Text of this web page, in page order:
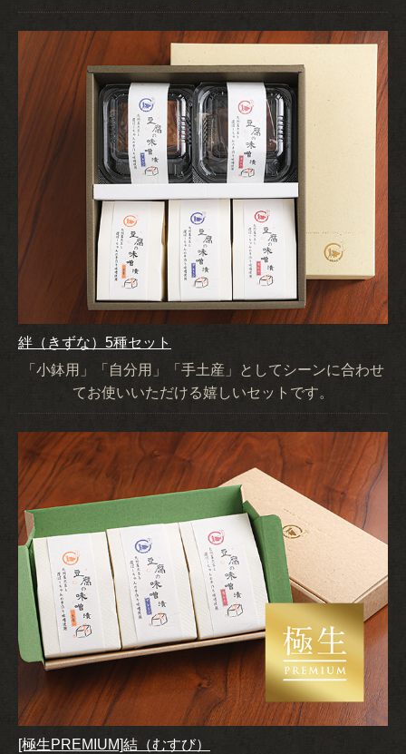
絆（きずな）5種セット
「小鉢用」「自分用」「手土産」としてシーンに合わせ
てお使いいただける嬉しいセットです。
[極生PREMIUM]結（むすび）